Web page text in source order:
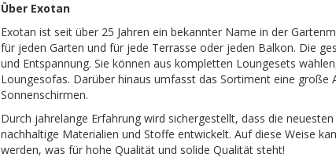
Über Exotan
Exotan ist seit über 25 Jahren ein bekannter Name in der
für jeden Garten und für jede Terrasse oder jeden Balkon. Die
und Entspannung. Sie können aus kompletten Loungesets
Loungesofas. Darüber hinaus umfasst das Sortiment eine große
Sonnenschirmen.
Durch jahrelange Erfahrung wird sichergestellt, dass die
nachhaltige Materialien und Stoffe entwickelt. Auf diese Weise
werden, was für hohe Qualität und solide Qualität steht!